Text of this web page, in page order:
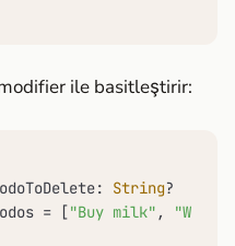
ile basitleştirir:
String?
= ["Buy milk" , "Walk